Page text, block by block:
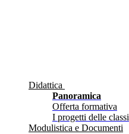
Didattica
Panoramica
Offerta formativa
I progetti delle classi
Modulistica e Documenti